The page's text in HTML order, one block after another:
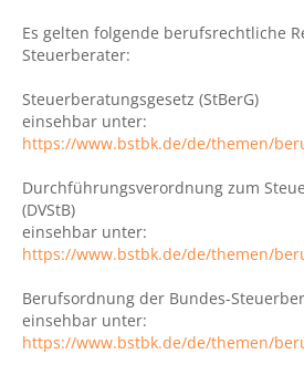
Es gelten folgende berufsrechtliche
Steuerberater:
Steuerberatungsgesetz (StBerG)
einsehbar unter:
https://www.bstbk.de/de/themen/
Durchführungsverordnung zum
(DVStB)
einsehbar unter:
https://www.bstbk.de/de/themen/
Berufsordnung der Bundes-
einsehbar unter:
https://www.bstbk.de/de/themen/